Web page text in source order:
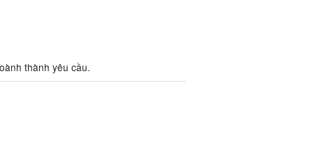
thành yêu cầu.